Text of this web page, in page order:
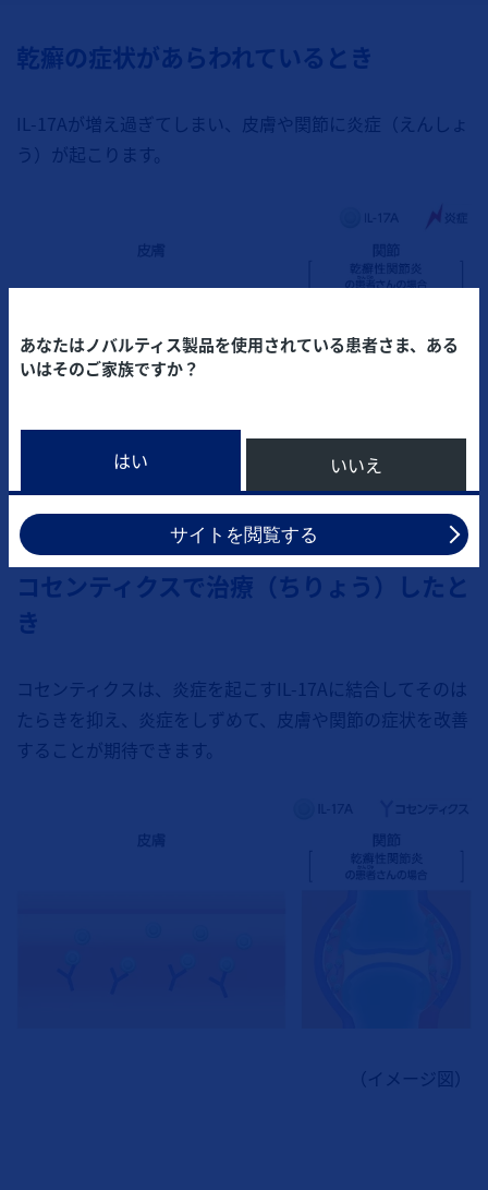
乾癬の症状があらわれているとき
IL-17Aが増え過ぎてしまい、皮膚や関節に炎症（えんしょ
う）が起こります。
（イメージ図）
コセンティクスで治療（ちりょう）したと
き
コセンティクスは、炎症を起こすIL-17Aに結合してそのは
たらきを抑え、炎症をしずめて、皮膚や関節の症状を改善
することが期待できます。
（イメージ図）
あなたはノバルティス製品を使用されている患者さま、ある
いはそのご家族ですか？
はい いいえ
サイトを閲覧する